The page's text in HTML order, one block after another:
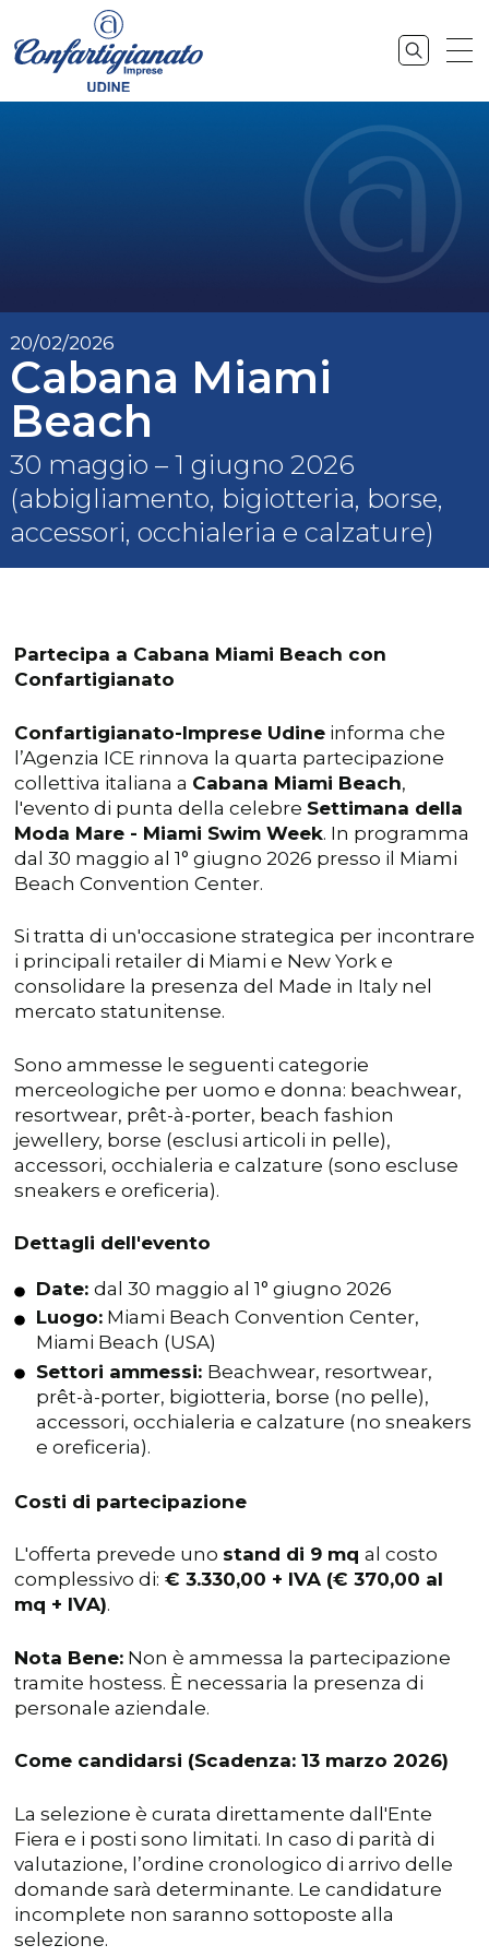
20/02/2026
Cabana Miami
Beach
30 maggio – 1 giugno 2026
(abbigliamento, bigiotteria, borse,
accessori, occhialeria e calzature)
Partecipa a Cabana Miami Beach con
Confartigianato
Confartigianato-Imprese Udineinforma che
l’Agenzia ICE rinnova la quarta partecipazione
collettiva italiana a Cabana Miami Beach,
l'evento di punta della celebre Settimana della
Moda Mare - Miami Swim Week. In programma
dal 30 maggio al 1° giugno 2026 presso il Miami
Beach Convention Center.
Si tratta di un'occasione strategica per incontrare
i principali retailer di Miami e New York e
consolidare la presenza del Made in Italy nel
mercato statunitense.
Sono ammesse le seguenti categorie
merceologiche per uomo e donna: beachwear,
resortwear, prêt-à-porter, beach fashion
jewellery, borse (esclusi articoli in pelle),
accessori, occhialeria e calzature (sono escluse
sneakers e oreficeria).
Dettagli dell'evento
Date:dal 30 maggio al 1° giugno 2026
Luogo: Miami Beach Convention Center,
Miami Beach (USA)
Settori ammessi: Beachwear, resortwear,
prêt-à-porter, bigiotteria, borse (no pelle),
accessori, occhialeria e calzature (no sneakers
e oreficeria).
Costi di partecipazione
L'offerta prevede uno stand di 9 mq al costo
complessivo di: € 3.330,00 + IVA (€ 370,00 al
mq + IVA).
Nota Bene:Non è ammessa la partecipazione
tramite hostess. È necessaria la presenza di
personale aziendale.
Come candidarsi (Scadenza: 13 marzo 2026)
La selezione è curata direttamente dall'Ente
Fiera e i posti sono limitati. In caso di parità di
valutazione, l’ordine cronologico di arrivo delle
domande sarà determinante. Le candidature
incomplete non saranno sottoposte alla
selezione.